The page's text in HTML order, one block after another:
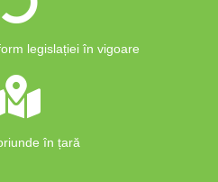
legislației în vigoare
în țară